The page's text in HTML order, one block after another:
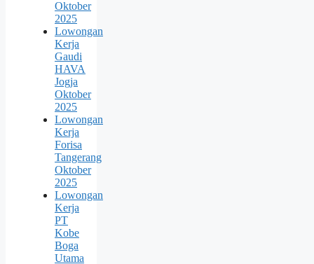
Oktober
2025
Lowongan
Kerja
Gaudi
HAVA
Jogja
Oktober
2025
Lowongan
Kerja
Forisa
Tangerang
Oktober
2025
Lowongan
Kerja
PT
Kobe
Boga
Utama